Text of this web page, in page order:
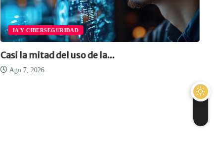
IA Y CIBERSEGURIDAD
Casi la mitad del uso de la...
Ago 7, 2026